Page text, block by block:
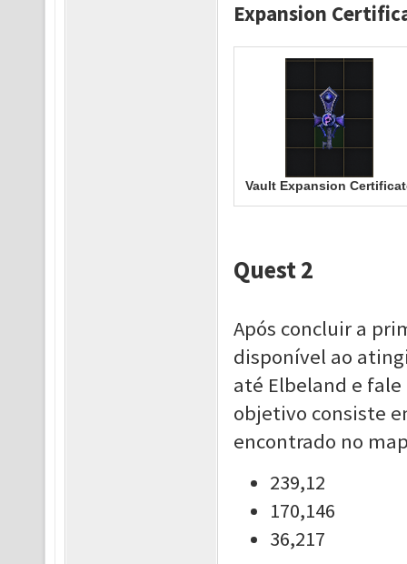
Expansion
Vault Expansion
Quest 2
Após concluir a
disponível ao
até Elbeland e fale
objetivo consiste
encontrado no
239,12
170,146
36,217